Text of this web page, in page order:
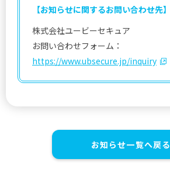
【お知らせに関するお問い合わせ先】
株式会社ユービーセキュア
お問い合わせフォーム：
https://www.ubsecure.jp/inquiry
お知らせ一覧へ戻る